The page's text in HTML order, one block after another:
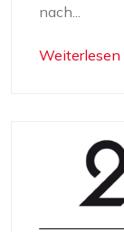
nach...
Weiterlesen